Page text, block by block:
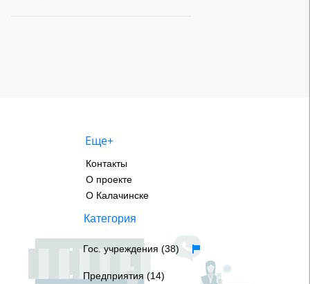
Еще+
Контакты
О проекте
О Калачинске
Категория
Гос. учреждения (38)
Предприятия (14)